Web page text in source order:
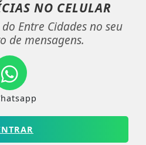
NO CELULAR
Entre Cidades no seu
de mensagens.